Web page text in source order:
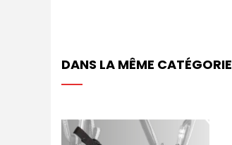
DANS LA MÊME CATÉGORIE